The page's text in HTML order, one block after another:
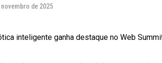
novembro de 2025